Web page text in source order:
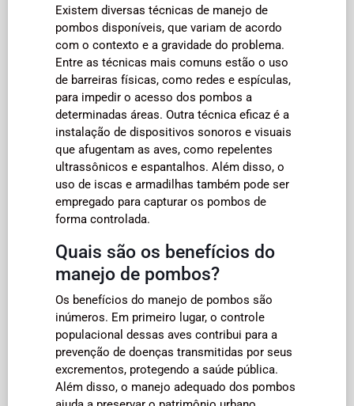
Existem diversas técnicas de manejo de
pombos disponíveis, que variam de acordo
com o contexto e a gravidade do problema.
Entre as técnicas mais comuns estão o uso
de barreiras físicas, como redes e espículas,
para impedir o acesso dos pombos a
determinadas áreas. Outra técnica eficaz é a
instalação de dispositivos sonoros e visuais
que afugentam as aves, como repelentes
ultrassônicos e espantalhos. Além disso, o
uso de iscas e armadilhas também pode ser
empregado para capturar os pombos de
forma controlada.
Quais são os benefícios do
manejo de pombos?
Os benefícios do manejo de pombos são
inúmeros. Em primeiro lugar, o controle
populacional dessas aves contribui para a
prevenção de doenças transmitidas por seus
excrementos, protegendo a saúde pública.
Além disso, o manejo adequado dos pombos